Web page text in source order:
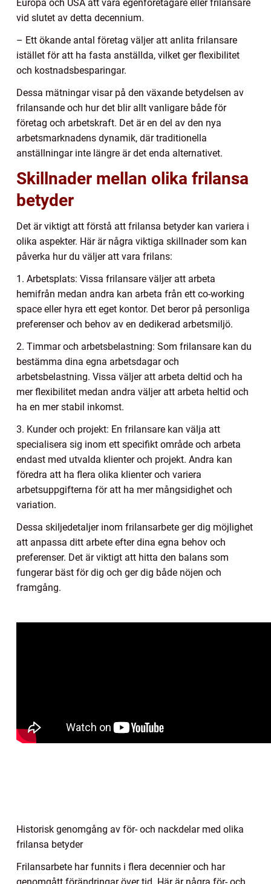
Europa och USA att vara egenföretagare eller frilansare
vid slutet av detta decennium.
– Ett ökande antal företag väljer att anlita frilansare
istället för att ha fasta anställda, vilket ger flexibilitet
och kostnadsbesparingar.
Dessa mätningar visar på den växande betydelsen av
frilansande och hur det blir allt vanligare både för
företag och arbetskraft. Det är en del av den nya
arbetsmarknadens dynamik, där traditionella
anställningar inte längre är det enda alternativet.
Skillnader mellan olika frilansa
betyder
Det är viktigt att förstå att frilansa betyder kan variera i
olika aspekter. Här är några viktiga skillnader som kan
påverka hur du väljer att vara frilans:
1. Arbetsplats: Vissa frilansare väljer att arbeta
hemifrån medan andra kan arbeta från ett co-working
space eller hyra ett eget kontor. Det beror på personliga
preferenser och behov av en dedikerad arbetsmiljö.
2. Timmar och arbetsbelastning: Som frilansare kan du
bestämma dina egna arbetsdagar och
arbetsbelastning. Vissa väljer att arbeta deltid och ha
mer flexibilitet medan andra väljer att arbeta heltid och
ha en mer stabil inkomst.
3. Kunder och projekt: En frilansare kan välja att
specialisera sig inom ett specifikt område och arbeta
endast med utvalda klienter och projekt. Andra kan
föredra att ha flera olika klienter och variera
arbetsuppgifterna för att ha mer mångsidighet och
variation.
Dessa skiljedetaljer inom frilansarbete ger dig möjlighet
att anpassa ditt arbete efter dina egna behov och
preferenser. Det är viktigt att hitta den balans som
fungerar bäst för dig och ger dig både nöjen och
framgång.
Historisk genomgång av för- och nackdelar med olika
frilansa betyder
Frilansarbete har funnits i flera decennier och har
genomgått förändringar över tid. Här är några för- och